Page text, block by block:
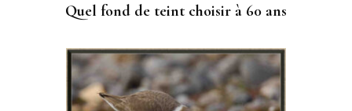
Quel fond de teint choisir à 60 ans